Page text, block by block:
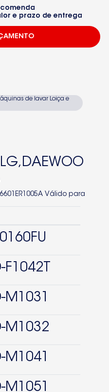
da lista
e prazo de entrega
de lavar Loiça e
Válido para
F1042T
M1031
M1032
M1041
M1051